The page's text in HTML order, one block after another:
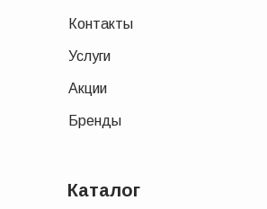
Контакты
Услуги
Акции
Бренды
Каталог